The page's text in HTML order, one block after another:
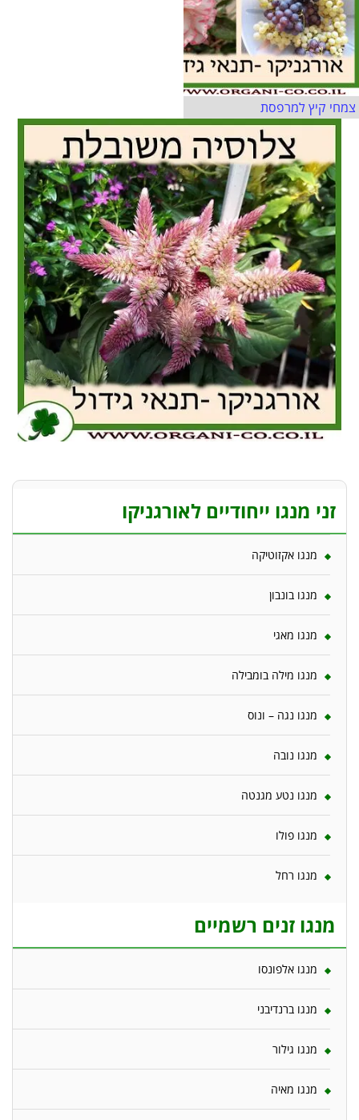
צמחי קיץ למרפסת
זני מנגו ייחודיים לאורגניקו
מנגו אקזוטיקה
מנגו בונבון
מנגו מאגי
מנגו מילה בומבילה
מנגו נגה – ונוס
מנגו נובה
מנגו נטע מגנטה
מנגו פולו
מנגו רחל
מנגו זנים רשמיים
מנגו אלפונסו
מנגו ברנדיבני
מנגו גילור
מנגו מאיה